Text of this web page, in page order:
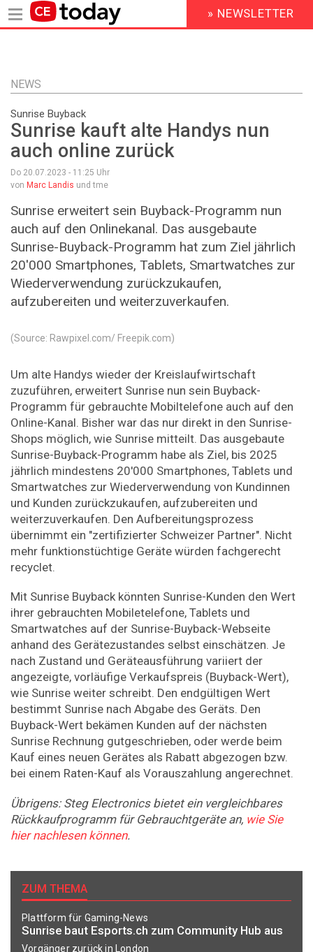
Inhalt
HEADER
MENU
» NEWSLETTER
NEWS
Sunrise Buyback
Sunrise kauft alte Handys nun
auch online zurück
Do 20.07.2023 - 11:25 Uhr
von Marc Landis und tme
Sunrise erweitert sein Buyback-Programm nun
auch auf den Onlinekanal. Das ausgebaute
Sunrise-Buyback-Programm hat zum Ziel jährlich
20'000 Smartphones, Tablets, Smartwatches zur
Wiederverwendung zurückzukaufen,
aufzubereiten und weiterzuverkaufen.
(Source: Rawpixel.com/ Freepik.com)
Um alte Handys wieder der Kreislaufwirtschaft
zuzuführen, erweitert Sunrise nun sein Buyback-
Programm für gebrauchte Mobiltelefone auch auf den
Online-Kanal. Bisher war das nur direkt in den Sunrise-
Shops möglich, wie Sunrise mitteilt. Das ausgebaute
Sunrise-Buyback-Programm habe als Ziel, bis 2025
jährlich mindestens 20'000 Smartphones, Tablets und
Smartwatches zur Wiederverwendung von Kundinnen
und Kunden zurückzukaufen, aufzubereiten und
weiterzuverkaufen. Den Aufbereitungsprozess
übernimmt ein "zertifizierter Schweizer Partner". Nicht
mehr funktionstüchtige Geräte würden fachgerecht
recyclet.
Mit Sunrise Buyback könnten Sunrise-Kunden den Wert
ihrer gebrauchten Mobiletelefone, Tablets und
Smartwatches auf der Sunrise-Buyback-Webseite
anhand des Gerätezustandes selbst einschätzen. Je
nach Zustand und Geräteausführung variiert der
angezeigte, vorläufige Verkaufspreis (Buyback-Wert),
wie Sunrise weiter schreibt. Den endgültigen Wert
bestimmt Sunrise nach Abgabe des Geräts. Den
Buyback-Wert bekämen Kunden auf der nächsten
Sunrise Rechnung gutgeschrieben, oder werde beim
Kauf eines neuen Gerätes als Rabatt abgezogen bzw.
bei einem Raten-Kauf als Vorauszahlung angerechnet.
Übrigens: Steg Electronics bietet ein vergleichbares
Rückkaufprogramm für Gebrauchtgeräte an, wie Sie
hier nachlesen können.
ZUM THEMA
Plattform für Gaming-News
Sunrise baut Esports.ch zum Community Hub aus
Vorgänger zurück in London